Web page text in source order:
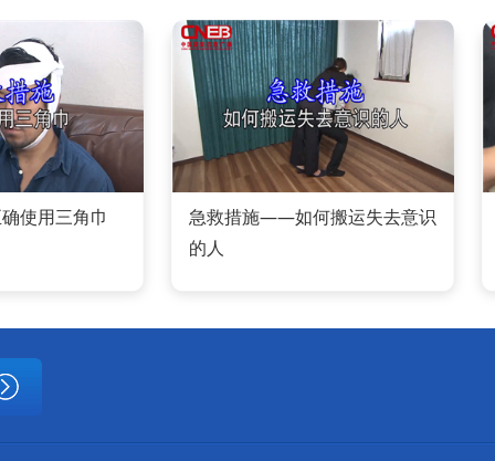
使用三角巾
急救措施——如何搬运失去意识
的人